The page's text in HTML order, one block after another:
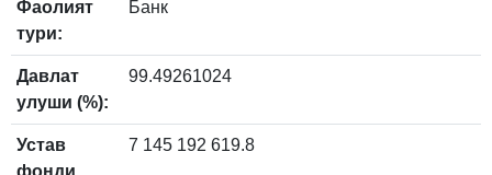
Фаолият
тури:
Банк
Давлат
улуши (%):
99.49261024
Устав
фонди
7 145 192 619.8